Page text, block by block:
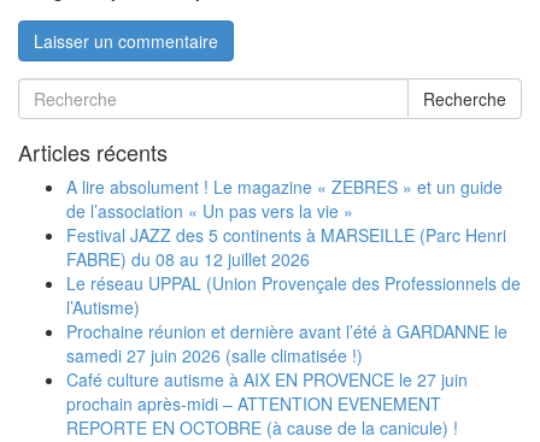
Recherche
Articles récents
A lire absolument ! Le magazine « ZEBRES » et un guide
de l’association « Un pas vers la vie »
Festival JAZZ des 5 continents à MARSEILLE (Parc Henri
FABRE) du 08 au 12 juillet 2026
Le réseau UPPAL (Union Provençale des Professionnels de
l’Autisme)
Prochaine réunion et dernière avant l’été à GARDANNE le
samedi 27 juin 2026 (salle climatisée !)
Café culture autisme à AIX EN PROVENCE le 27 juin
prochain après-midi – ATTENTION EVENEMENT
REPORTE EN OCTOBRE (à cause de la canicule) !